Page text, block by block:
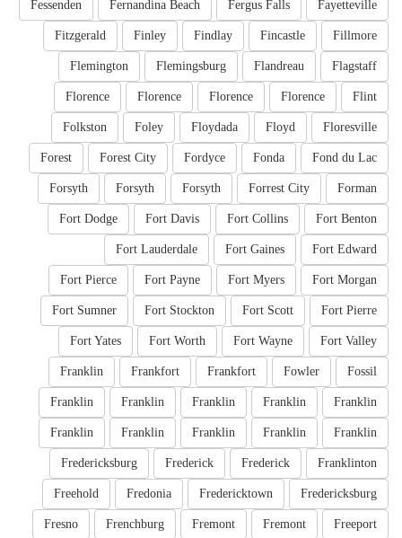
Fayetteville
Fergus Falls
Fernandina Beach
Fessenden
Fillmore
Fincastle
Findlay
Finley
Fitzgerald
Flagstaff
Flandreau
Flemingsburg
Flemington
Flint
Florence
Florence
Florence
Florence
Floresville
Floyd
Floydada
Foley
Folkston
Fond du Lac
Fonda
Fordyce
Forest City
Forest
Forman
Forrest City
Forsyth
Forsyth
Forsyth
Fort Benton
Fort Collins
Fort Davis
Fort Dodge
Fort Edward
Fort Gaines
Fort Lauderdale
Fort Morgan
Fort Myers
Fort Payne
Fort Pierce
Fort Pierre
Fort Scott
Fort Stockton
Fort Sumner
Fort Valley
Fort Wayne
Fort Worth
Fort Yates
Fossil
Fowler
Frankfort
Frankfort
Franklin
Franklin
Franklin
Franklin
Franklin
Franklin
Franklin
Franklin
Franklin
Franklin
Franklin
Franklinton
Frederick
Frederick
Fredericksburg
Fredericksburg
Fredericktown
Fredonia
Freehold
Freeport
Fremont
Fremont
Frenchburg
Fresno